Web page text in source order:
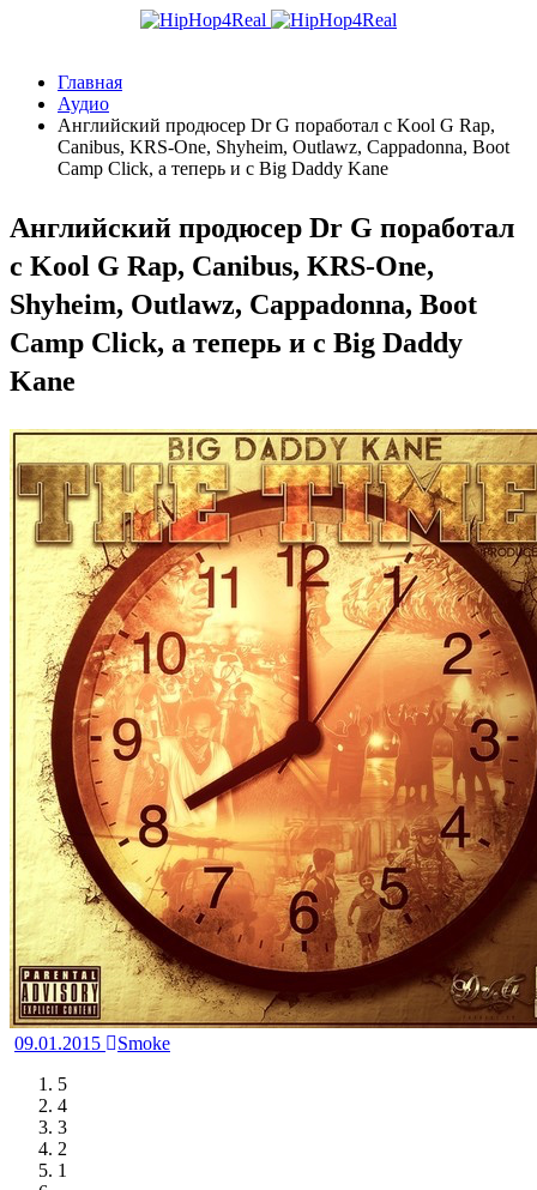
Главная
Аудио
Английский продюсер Dr G поработал с Kool G Rap,
Canibus, KRS-One, Shyheim, Outlawz, Cappadonna, Boot
Camp Click, а теперь и с Big Daddy Kane
Английский продюсер Dr G поработал
с Kool G Rap, Canibus, KRS-One,
Shyheim, Outlawz, Cappadonna, Boot
Camp Click, а теперь и с Big Daddy
Kane
09.01.2015
Smoke
5
4
3
2
1